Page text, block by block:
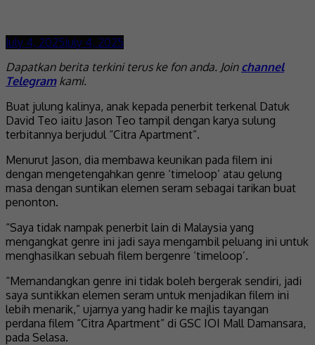
July 4, 2025July 4, 2025
Dapatkan berita terkini terus ke fon anda. Join channel
Telegramkami.
Buat julung kalinya, anak kepada penerbit terkenal Datuk
David Teo iaitu Jason Teo tampil dengan karya sulung
terbitannya berjudul “Citra Apartment”.
Menurut Jason, dia membawa keunikan pada filem ini
dengan mengetengahkan genre ‘timeloop’ atau gelung
masa dengan suntikan elemen seram sebagai tarikan buat
penonton.
“Saya tidak nampak penerbit lain di Malaysia yang
mengangkat genre ini jadi saya mengambil peluang ini untuk
menghasilkan sebuah filem bergenre ‘timeloop’.
“Memandangkan genre ini tidak boleh bergerak sendiri, jadi
saya suntikkan elemen seram untuk menjadikan filem ini
lebih menarik,” ujarnya yang hadir ke majlis tayangan
perdana filem “Citra Apartment” di GSC IOI Mall Damansara,
pada Selasa.